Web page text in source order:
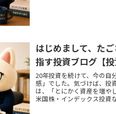
はじめまして、た
指す投資ブログ【投
20年投資を続けて、今の自
感」でした。気づけば、投
は、「とにかく資産を増や
米国株・インデックス投資